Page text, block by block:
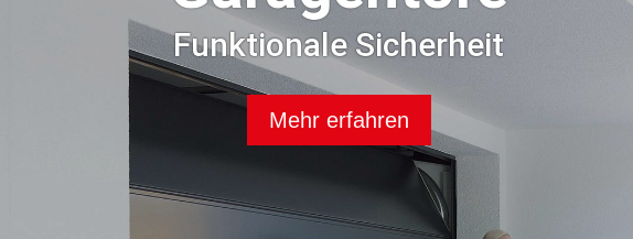
Funktionale Sicherheit
Mehr erfahren